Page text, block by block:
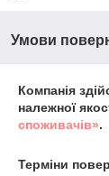
Умови
Компанія
належної
споживачів».
Терміни